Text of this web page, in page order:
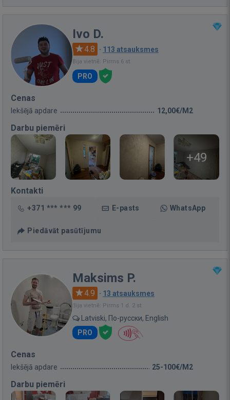
Ivo D.
4.8 · 113 atsauksmes
Bija vietnē: Pirms 6 st.
PRO
Cenas
Iekšējā apdare 12,00€/M2
Darbu piemēri
+49
Kontakti
+371 *** *** 99 E-pasts WhatsApp
Piedāvāt pasūtījumu
Maksims P.
4.9 · 13 atsauksmes
Bija vietnē: Pirms 1 d. 2 st.
Latviski, По-русски, English
PRO
Cenas
Iekšējā apdare 25-100€/M2
Darbu piemēri